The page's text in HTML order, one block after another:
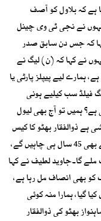
ہے کہ بلاول کو آصف
نے نجی ٹی وی چینل
کہا کہ جس دن سابق صدر
نے کہا کہ (ن) لیگ نے
ہمارے لیے پیپلز پارٹی یا
فیلڈ سب کیلیے ہونی
ہمیں تو آج بھی لیول
ہے ذوالفقار بھٹو کا کیس
انصاف کیلیے لگا ہے، کیا بلاول ہمارے انصاف کیلیے بھی 45 سال ہی چاہیں گے،
ملے گا۔جاوید لطیف نے کہا
کو بھی انصاف مل رہا ہے،
گیا، ہمارا منہ کوئی
بھٹو کی ذوالفقار